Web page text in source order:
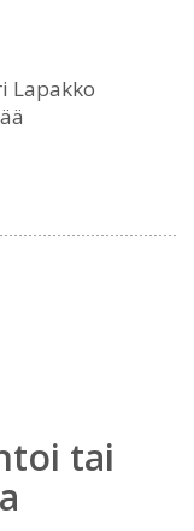
Lapakko
tai